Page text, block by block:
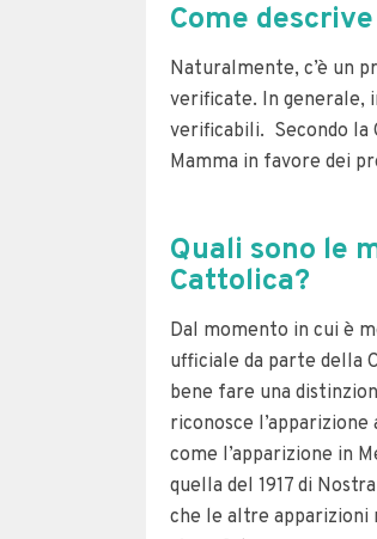
Come
Naturalmente, c’è un
verificate. In generale,
verificabili. Secondo la
Mamma in favore dei
Quali sono le
Cattolica?
Dal momento in cui è
ufficiale da parte della
bene fare una
riconosce
come l’apparizione in
quella del 1917 di
che le altre apparizioni